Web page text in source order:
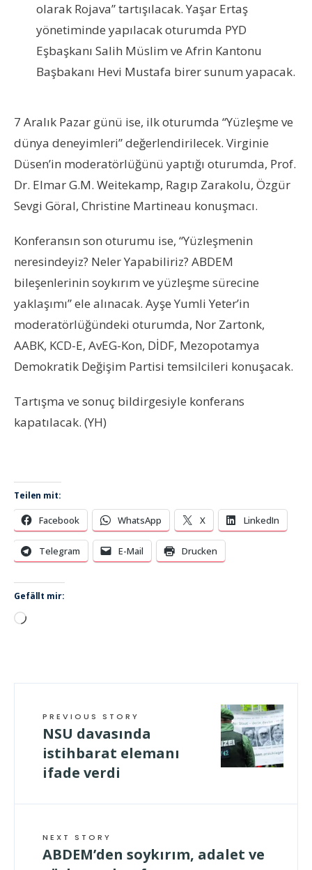
olarak Rojava” tartışılacak. Yaşar Ertaş
yönetiminde yapılacak oturumda PYD
Eşbaşkanı Salih Müslim ve Afrin Kantonu
Başbakanı Hevi Mustafa birer sunum yapacak.
7 Aralık Pazar günü ise, ilk oturumda “Yüzleşme ve
dünya deneyimleri” değerlendirilecek. Virginie
Düsen’in moderatörlüğünü yaptığı oturumda, Prof.
Dr. Elmar G.M. Weitekamp, Ragıp Zarakolu, Özgür
Sevgi Göral, Christine Martineau konuşmacı.
Konferansın son oturumu ise, “Yüzleşmenin
neresindeyiz? Neler Yapabiliriz? ABDEM
bileşenlerinin soykırım ve yüzleşme sürecine
yaklaşımı” ele alınacak. Ayşe Yumli Yeter’in
moderatörlüğündeki oturumda, Nor Zartonk,
AABK, KCD-E, AvEG-Kon, DİDF, Mezopotamya
Demokratik Değişim Partisi temsilcileri konuşacak.
Tartışma ve sonuç bildirgesiyle konferans
kapatılacak. (YH)
Teilen mit:
Facebook WhatsApp X LinkedIn
Telegram E-Mail Drucken
Gefällt mir:
Wird
PREVIOUS STORY
NSU davasında
istihbarat elemanı
ifade verdi
NEXT STORY
ABDEM’den soykırım, adalet ve